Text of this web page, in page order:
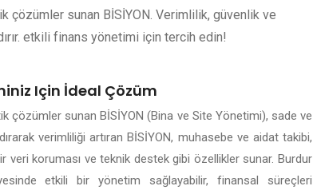
çözümler sunan BİSİYON. Verimlilik, güvenlik ve
etkili finans yönetimi için tercih edin!
Için İdeal Çözüm
çözümler sunan BİSİYON (Bina ve Site Yönetimi), sade ve
verimliliği artıran BİSİYON, muhasebe ve aidat takibi,
veri koruması ve teknik destek gibi özellikler sunar. Burdur
etkili bir yönetim sağlayabilir, finansal süreçleri